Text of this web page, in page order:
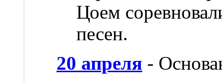
Цоем
песен.
20 апреля -